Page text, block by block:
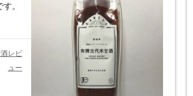
。
レビ
ュー